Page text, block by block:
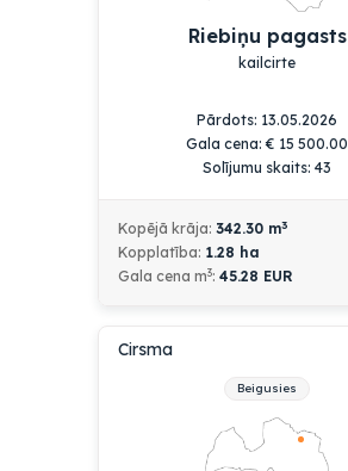
Riebiņu pagasts
kailcirte
Pārdots: 13.05.2026
Gala cena:€ 15 500.00
Solījumu skaits: 43
Kopējā krāja: 342.30 m3
Kopplatība: 1.28 ha
Gala cena m3: 45.28 EUR
Cirsma
Beigusies